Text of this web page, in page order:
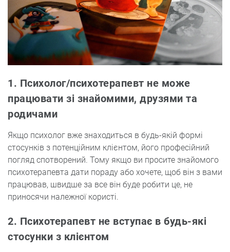
1. Психолог/психотерапевт не може
працювати зі знайомими, друзями та
родичами
Якщо психолог вже знаходиться в будь-якій формі
стосунків з потенційним клієнтом, його професійний
погляд спотворений. Тому якщо ви просите знайомого
психотерапевта дати пораду або хочете, щоб він з вами
працював, швидше за все він буде робити це, не
приносячи належної користі.
2. Психотерапевт не вступає в будь-які
стосунки з клієнтом